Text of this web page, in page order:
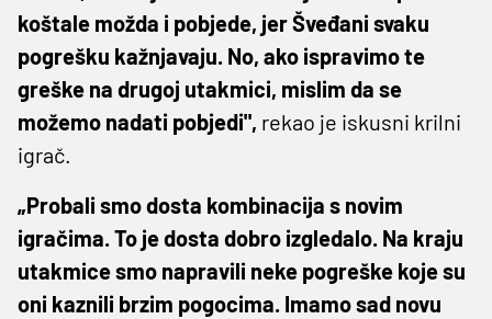
koštale možda i pobjede, jer Šveđani svaku
pogrešku kažnjavaju. No, ako ispravimo te
greške na drugoj utakmici, mislim da se
možemo nadati pobjedi", rekao je iskusni krilni
igrač.
„Probali smo dosta kombinacija s novim
igračima. To je dosta dobro izgledalo. Na kraju
utakmice smo napravili neke pogreške koje su
oni kaznili brzim pogocima. Imamo sad novu